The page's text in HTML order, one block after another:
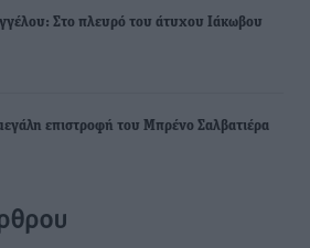
Στο πλευρό του άτυχου Ιάκωβου
επιστροφή του Μπρένο Σαλβατιέρα